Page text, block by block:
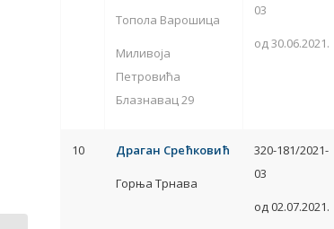
Топола Варошица
Миливоја
Петровића
Блазнавац 29
03
од 30.06.2021.
10 Драган Срећковић
Горња Трнава
320-181/2021-
03
од 02.07.2021.